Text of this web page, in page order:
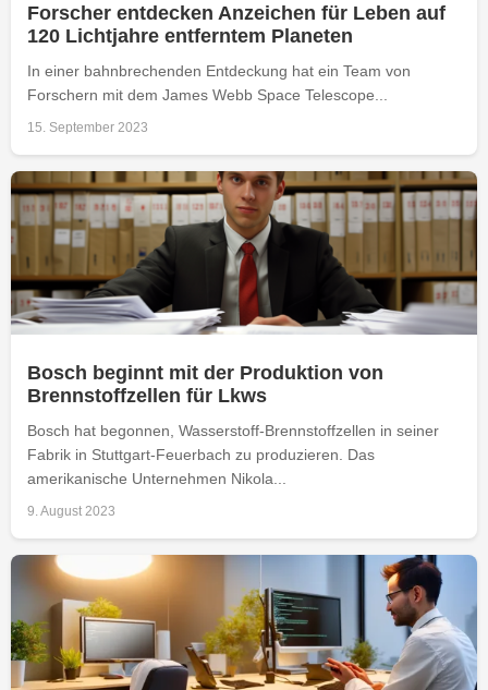
Forscher entdecken Anzeichen für Leben auf
120 Lichtjahre entferntem Planeten
In einer bahnbrechenden Entdeckung hat ein Team von
Forschern mit dem James Webb Space Telescope...
15. September 2023
Bosch beginnt mit der Produktion von
Brennstoffzellen für Lkws
Bosch hat begonnen, Wasserstoff-Brennstoffzellen in seiner
Fabrik in Stuttgart-Feuerbach zu produzieren. Das
amerikanische Unternehmen Nikola...
9. August 2023